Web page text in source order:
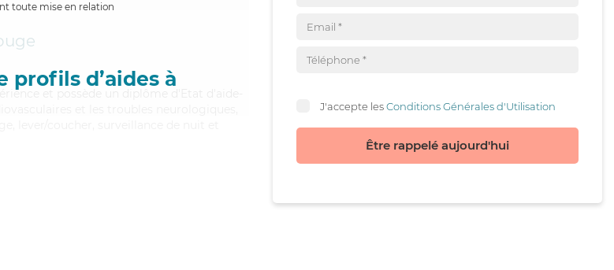
toute mise en relation
profils d’aides à
et possède un diplôme d'Etat d'aide-
et les troubles neurologiques,
J'accepte lesConditions Générales d'Utilisation
Être rappelé aujourd'hui